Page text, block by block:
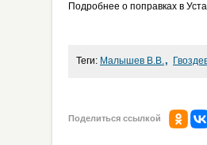
Подробнее о поправках в
Теги: Малышев В.В.,
Поделиться ссылкой